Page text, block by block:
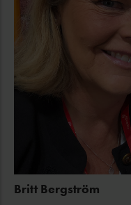
Britt Bergström